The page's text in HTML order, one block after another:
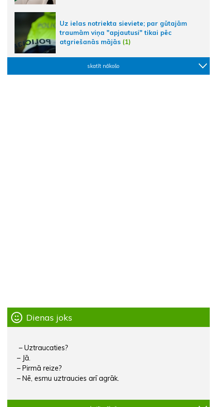
Uz ielas notriekta sieviete; par gūtajām
traumām viņa "apjautusi" tikai pēc
atgriešanās mājās (1)
skatīt nākošo
Dienas joks
– Uztraucaties?
– Jā.
– Pirmā reize?
– Nē, esmu uztraucies arī agrāk.